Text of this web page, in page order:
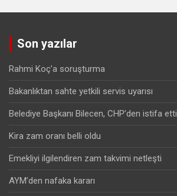
Son yazılar
Rahmi Koç’a soruşturma
Bakanlıktan sahte yetkili servis uyarısı
Belediye Başkanı Bilecen, CHP’den istifa etti
Kira zam oranı belli oldu
Emekliyi ilgilendiren zam takvimi netleşti
AYM’den nafaka kararı